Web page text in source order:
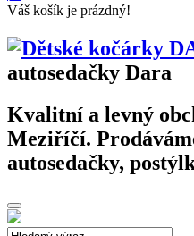
Váš košík je prázdný!
autosedačky Dara
Kvalitní a levný
Meziříčí.
autosedačky,
Toggle
navigation